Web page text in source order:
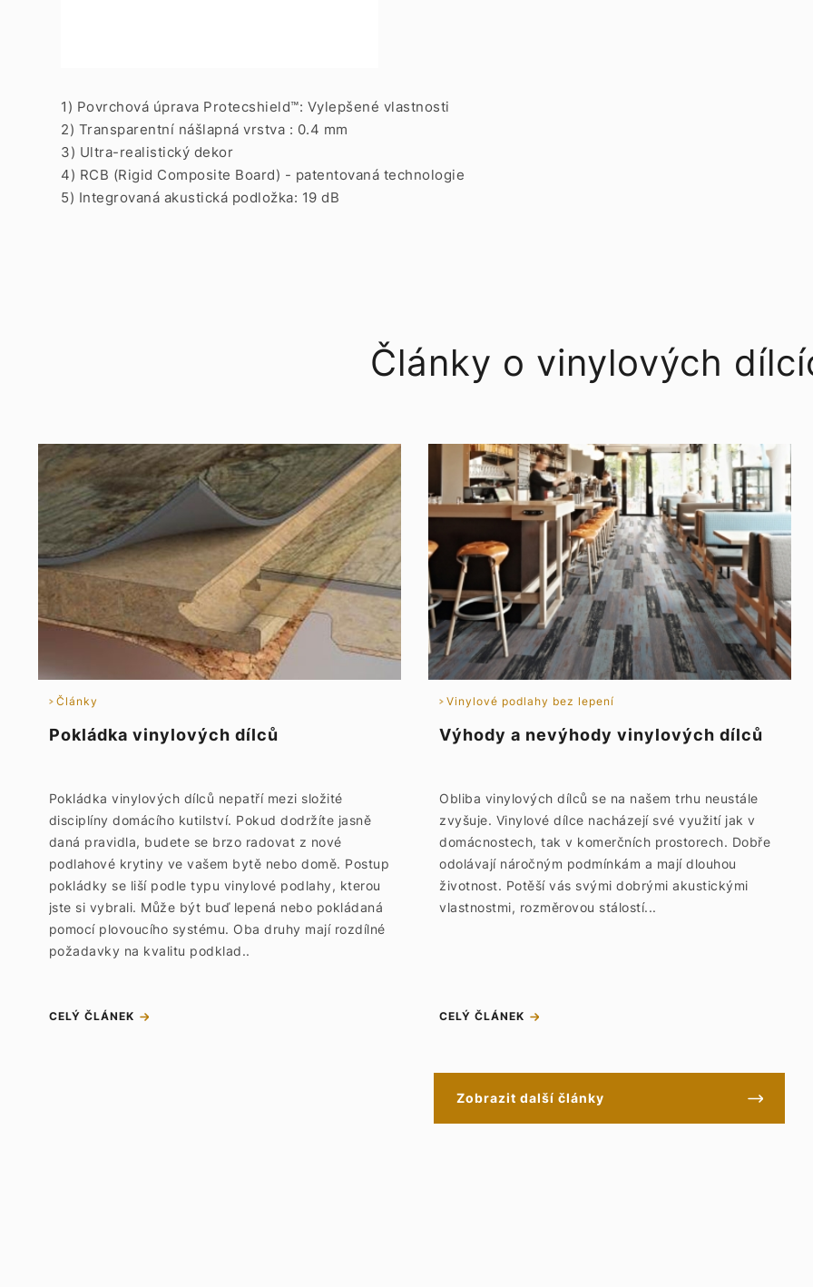
1) Povrchová úprava Protecshield™: Vylepšené vlastnosti
2) Transparentní nášlapná vrstva : 0.4 mm
3) Ultra-realistický dekor
4) RCB (Rigid Composite Board) - patentovaná technologie
5) Integrovaná akustická podložka: 19 dB
Články o vinylových
Články
Pokládka vinylových dílců
Pokládka vinylových dílců nepatří mezi složité
disciplíny domácího kutilství. Pokud dodržíte jasně
daná pravidla, budete se brzo radovat z nové
podlahové krytiny ve vašem bytě nebo domě. Postup
pokládky se liší podle typu vinylové podlahy, kterou
jste si vybrali. Může být buď lepená nebo pokládaná
pomocí plovoucího systému. Oba druhy mají rozdílné
požadavky na kvalitu podklad..
CELÝ ČLÁNEK
Vinylové podlahy bez lepení
Výhody a nevýhody vinylových dílců
Obliba vinylových dílců se na našem trhu neustále
zvyšuje. Vinylové dílce nacházejí své využití jak v
domácnostech, tak v komerčních prostorech. Dobře
odolávají náročným podmínkám a mají dlouhou
životnost. Potěší vás svými dobrými akustickými
vlastnostmi, rozměrovou stálostí...
CELÝ ČLÁNEK
Zobrazit další články